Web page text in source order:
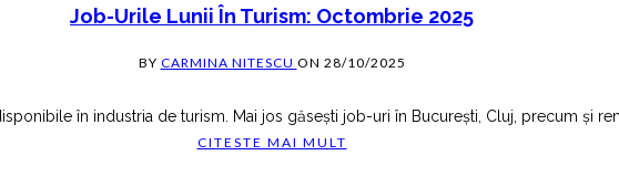
Job-Urile Lunii În Turism: Octombrie 2025
BY CARMINA NITESCU ON 28/10/2025
în industria de turism. Mai jos găsești job-uri în București, Cluj, precum și
CITESTE MAI MULT